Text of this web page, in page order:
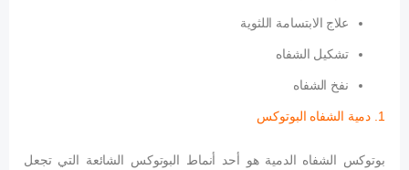
علاج الابتسامة اللثوية
تشكيل الشفاه
نفخ الشفاه
بوتوكس الشفاه الدمية هو أحد أنماط البوتوكس الشائعة التي تجعل